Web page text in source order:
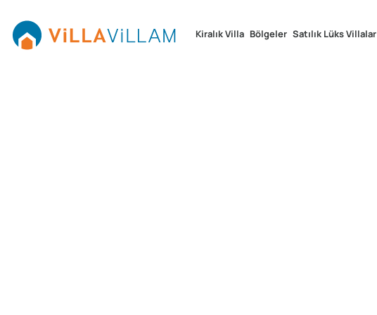
Kiralık Villa Bölgeler Satılık Lüks Villalar